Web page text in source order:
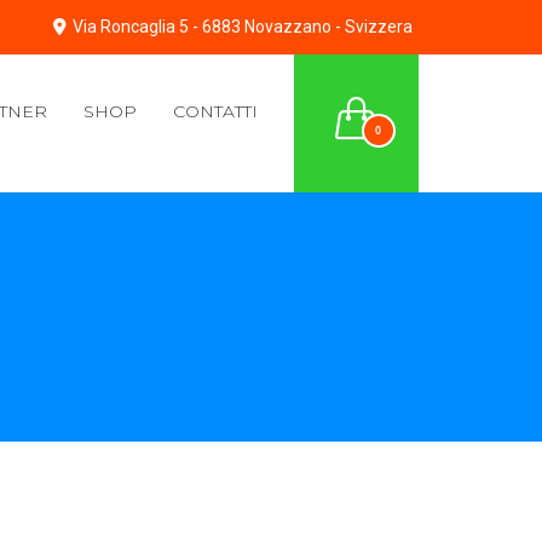
Via Roncaglia 5 - 6883 Novazzano - Svizzera
0
SHOP CONTATTI